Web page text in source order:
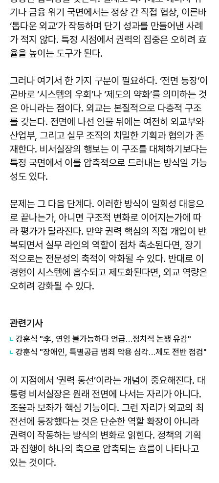
기나 금융 위기 국면에서는 정상 간 직접 협상, 이른바
‘톱다운 외교’가 작동하며 단기 성과를 만들어낸 사례
가 적지 않다. 특정 시점에서 권력의 집중은 오히려 효
율을 높이는 도구가 된다.
그러나 여기서 한 가지 구분이 필요하다. ‘전면 등장’이
곧바로 ‘시스템의 우회’나 ‘제도의 약화’를 의미하는 것
은 아니라는 점이다. 외교는 본질적으로 다층적 구조
를 갖는다. 전면에 나선 인물 뒤에는 여전히 외교부와
산업부, 그리고 실무 조직의 치밀한 기획과 협의가 존
재한다. 비서실장의 행보는 이 구조를 대체하기보다는
특정 국면에서 이를 압축적으로 드러내는 방식일 가능
성도 있다.
문제는 그 다음 단계다. 이러한 방식이 일회성 대응으
로 끝나는가, 아니면 구조적 변화로 이어지는가에 따
라 평가가 달라진다. 만약 권력 핵심의 직접 개입이 반
복되면서 실무 라인의 역할이 점차 축소된다면, 장기
적으로는 전문성의 축적이 약화될 수 있다. 반대로 이
경험이 시스템에 흡수되고 제도화된다면, 외교 역량은
오히려 강화될 수 있다.
관련기사
강훈식 "李, 연임 불가능하다 언급…정치적 논쟁 유감"
강훈식 "장애인, 특별공급 범죄 악용 심각…제도 전반 점검"
이 지점에서 ‘권력 동선’이라는 개념이 중요해진다. 대
통령 비서실장은 원래 전면에 나서는 자리가 아니다.
조율과 보좌가 핵심 기능이다. 그런 자리가 외교의 최
전선에 등장했다는 것은 단순한 역할 확장이 아니라
권력이 작동하는 방식의 변화로 읽힌다. 정책의 기획
과 집행이 하나의 축으로 압축되는 흐름이 나타나고
있는 것이다.